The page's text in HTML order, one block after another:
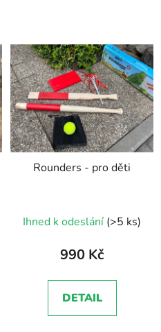
Rounders - pro děti
hodnocení
produktu
5,0
z
Ihned k odeslání (>5 ks)
990 Kč
DETAIL